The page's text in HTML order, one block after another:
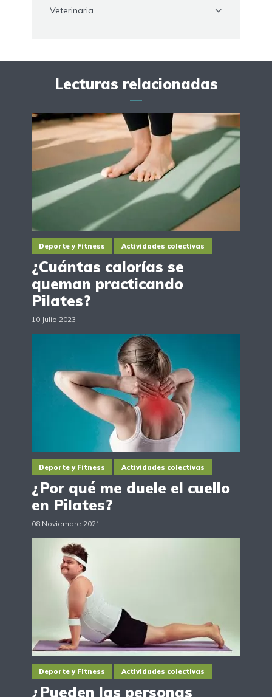
Veterinaria
Lecturas relacionadas
Deporte y Fitness Actividades colectivas
¿Cuántas calorías se
queman practicando
Pilates?
10 Julio 2023
Deporte y Fitness Actividades colectivas
¿Por qué me duele el cuello
en Pilates?
08 Noviembre 2021
Deporte y Fitness Actividades colectivas
¿Pueden las personas